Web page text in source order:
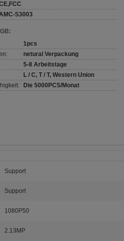
S3003
1pcs
netural Verpackung
5-8 Arbeitstage
L / C, T / T, Western Union
Die 5000PCS/Monat
Support
Support
1080P50
2.13MP